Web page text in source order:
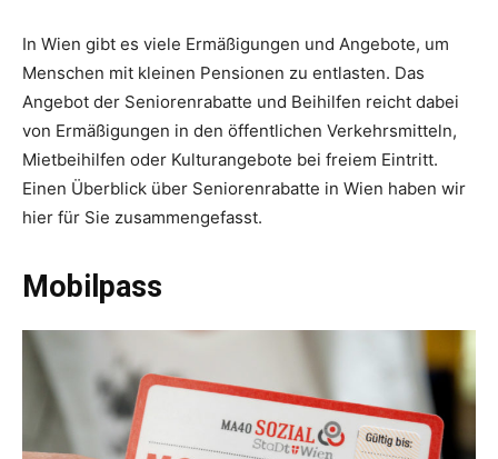
In Wien gibt es viele Ermäßigungen und Angebote, um
Menschen mit kleinen Pensionen zu entlasten. Das
Angebot der Seniorenrabatte und Beihilfen reicht dabei
von Ermäßigungen in den öffentlichen Verkehrsmitteln,
Mietbeihilfen oder Kulturangebote bei freiem Eintritt.
Einen Überblick über Seniorenrabatte in Wien haben wir
hier für Sie zusammengefasst.
Mobilpass